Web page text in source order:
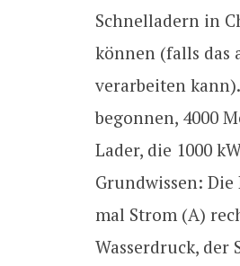
Schnelladern in
können (falls das
verarbeiten
begonnen, 4000
Lader, die 1000
Grundwissen:
mal Strom (A)
Wasserdruck, der